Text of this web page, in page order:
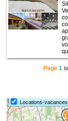
Page 1
Locations-vacances